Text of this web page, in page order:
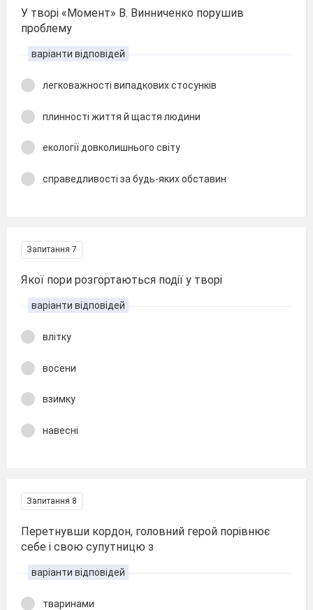
У творі «Момент» В. Винниченко порушив
проблему
варіанти відповідей
легковажності випадкових стосунків
плинності життя й щастя людини
екології довколишнього світу
справедливості за будь-яких обставин
Запитання 7
Якої пори розгортаються події у творі
варіанти відповідей
влітку
восени
взимку
навесні
Запитання 8
Перетнувши кордон, головний герой порівнює
себе і свою супутницю з
варіанти відповідей
тваринами